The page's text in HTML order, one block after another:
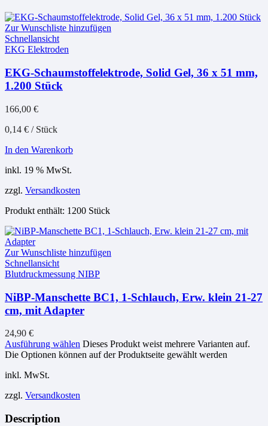
Zur Wunschliste hinzufügen
Schnellansicht
EKG Elektroden
EKG-Schaumstoffelektrode, Solid Gel, 36 x 51 mm,
1.200 Stück
166,00 €
0,14 € / Stück
In den Warenkorb
inkl. 19 % MwSt.
zzgl. Versandkosten
Produkt enthält: 1200 Stück
Zur Wunschliste hinzufügen
Schnellansicht
Blutdruckmessung NIBP
NiBP-Manschette BC1, 1-Schlauch, Erw. klein 21-27
cm, mit Adapter
24,90 €
Ausführung wählen Dieses Produkt weist mehrere Varianten auf.
Die Optionen können auf der Produktseite gewählt werden
inkl. MwSt.
zzgl. Versandkosten
Description